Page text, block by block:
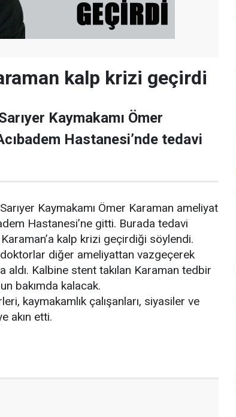
kalp krizi geçirdi
Kaymakamı Ömer
Hastanesi’nde tedavi
Kaymakamı Ömer Karaman ameliyat
Hastanesi’ne gitti. Burada tedavi
kalp krizi geçirdiği söylendi.
diğer ameliyattan vazgeçerek
aldı. Kalbine stent takılan Karaman tedbir
bakımda kalacak.
kaymakamlık çalışanları, siyasiler ve
akın etti.